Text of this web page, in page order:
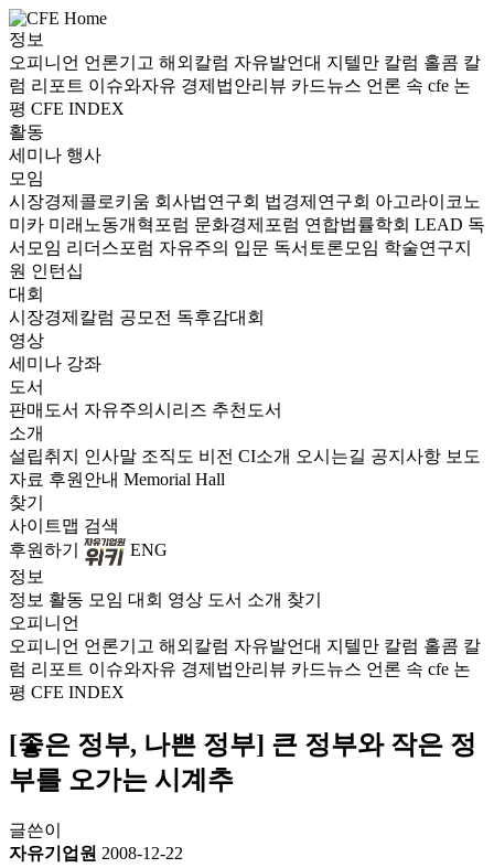
정보
오피니언 언론기고 해외칼럼 자유발언대 지텔만 칼럼 홀콤 칼
럼 리포트 이슈와자유 경제법안리뷰 카드뉴스 언론 속 cfe 논
평 CFE INDEX
활동
세미나 행사
모임
시장경제콜로키움 회사법연구회 법경제연구회 아고라이코노
미카 미래노동개혁포럼 문화경제포럼 연합법률학회 LEAD 독
서모임 리더스포럼 자유주의 입문 독서토론모임 학술연구지
원 인턴십
대회
시장경제칼럼 공모전 독후감대회
영상
세미나 강좌
도서
판매도서 자유주의시리즈 추천도서
소개
설립취지 인사말 조직도 비전 CI소개 오시는길 공지사항 보도
자료 후원안내 Memorial Hall
찾기
사이트맵 검색
후원하기
ENG
정보
정보 활동 모임 대회 영상 도서 소개 찾기
오피니언
오피니언 언론기고 해외칼럼 자유발언대 지텔만 칼럼 홀콤 칼
럼 리포트 이슈와자유 경제법안리뷰 카드뉴스 언론 속 cfe 논
평 CFE INDEX
[좋은 정부, 나쁜 정부] 큰 정부와 작은 정
부를 오가는 시계추
글쓴이
자유기업원 2008-12-22